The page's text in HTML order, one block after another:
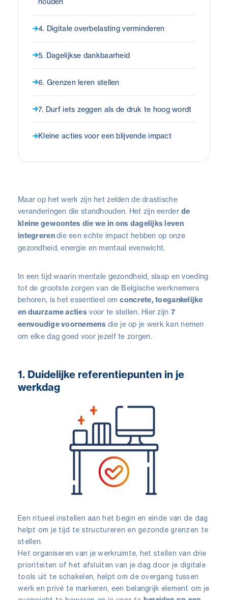
4. Digitale overbelasting verminderen
5. Dagelijkse dankbaarheid
6. Grenzen leren stellen
7. Durf iets zeggen als de druk te hoog wordt
Kleine acties voor een blijvende impact
Maar op het werk zijn het zelden de drastische
veranderingen die standhouden. Het zijn eerderde
kleine gewoontes die we in ons dagelijks leven
integrerendie een echte impact hebben op onze
gezondheid, energie en mentaal evenwicht.
In een tijd waarin mentale gezondheid, slaap en voeding
tot de grootste zorgen van de Belgische werknemers
behoren, is het essentieel omconcrete, toegankelijke
en duurzame acties voor te stellen. Hier zijn 7
eenvoudige voornemens die je op je werk kan nemen
om elke dag goed voor jezelf te zorgen.
1. Duidelijke referentiepunten in je
werkdag
Een ritueel instellen aan het begin en einde van de dag
helpt om je tijd te structureren en gezonde grenzen te
stellen.
Het organiseren van je werkruimte, het stellen van drie
prioriteiten of het afsluiten van je dag door je digitale
tools uit te schakelen, helpt om de overgang tussen
werk en privé te markeren, een belangrijk element om je